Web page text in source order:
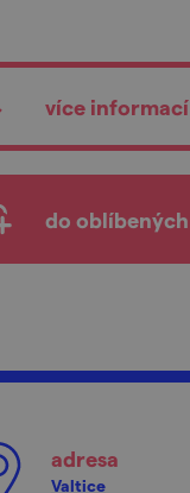
více informací
do oblíbených
adresa
Valtice